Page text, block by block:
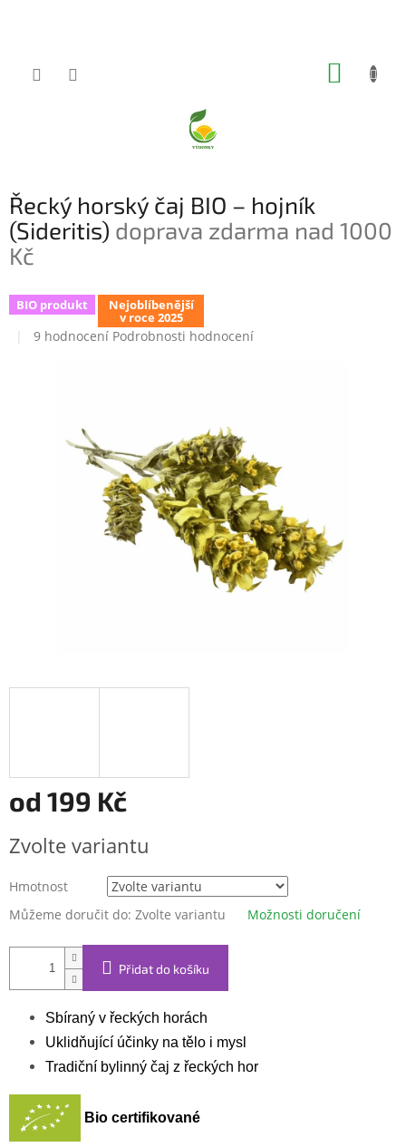
Řecký horský čaj BIO – hojník
(Sideritis) doprava zdarma nad 1000
Kč
BIO produkt Nejoblíbenější
v roce 2025
Průměrné
hvězdiček.
9 hodnocení Podrobnosti hodnocení
od 199 Kč
cena:
Zvolte variantu
Hmotnost
Můžeme doručit do: Zvolte variantu Možnosti doručení
Přidat do košíku
Sbíraný v řeckých horách
Uklidňující účinky na tělo i mysl
Tradiční bylinný čaj z řeckých hor
Bio certifikované